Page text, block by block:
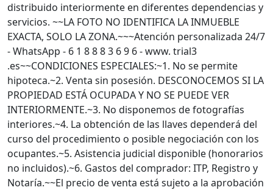
distribuido interiormente en diferentes dependencias y
servicios. ~~LA FOTO NO IDENTIFICA LA INMUEBLE
EXACTA, SOLO LA ZONA.~~~Atención personalizada 24/7
- WhatsApp - 6 1 8 8 8 3 6 9 6 - www. trial3
.es~~CONDICIONES ESPECIALES:~1. No se permite
hipoteca.~2. Venta sin posesión. DESCONOCEMOS SI LA
PROPIEDAD ESTÁ OCUPADA Y NO SE PUEDE VER
INTERIORMENTE.~3. No disponemos de fotografías
interiores.~4. La obtención de las llaves dependerá del
curso del procedimiento o posible negociación con los
ocupantes.~5. Asistencia judicial disponible (honorarios
no incluidos).~6. Gastos del comprador: ITP, Registro y
Notaría.~~El precio de venta está sujeto a la aprobación